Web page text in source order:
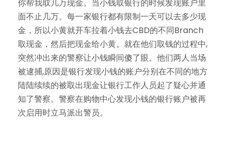
你帮我取几万现金。当小钱取银行的时候发现账户里
面不止几万。每一家银行都有限制一天可以去多少现
金，所以小黄就开车拉着小钱去CBD的不同Branch
取现金，然后把现金给小黄。就在他们取钱的过程中,
突然冲出来的警察让小钱瞬间傻了眼。他们两人当场
被逮捕,原因是银行发现小钱的账户分别在不同的地方
陆陆续续的被取出现金让银行工作人员起了疑心并通
知了警察。警察在购物中心发现小钱的银行账户被再
次启用时立马派出警员。